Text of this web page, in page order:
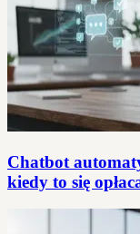
Chatbot
kiedy to się